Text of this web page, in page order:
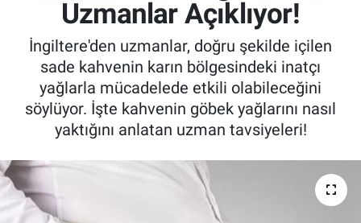
Uzmanlar Açıklıyor!
İngiltere'den uzmanlar, doğru şekilde içilen
sade kahvenin karın bölgesindeki inatçı
yağlarla mücadelede etkili olabileceğini
söylüyor. İşte kahvenin göbek yağlarını nasıl
yaktığını anlatan uzman tavsiyeleri!
Kültür & Sanat
Sağlık
Siyaset
Teknoloji